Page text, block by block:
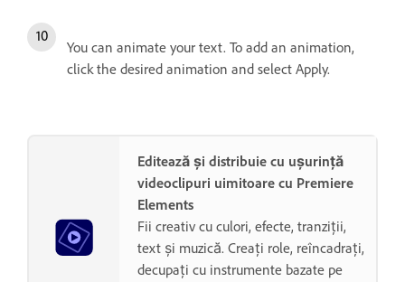
You can animate your text. To add an animation,
click the desired animation and select Apply.
Editează și distribuie cu ușurință
videoclipuri uimitoare cu Premiere
Elements
Fii creativ cu culori, efecte, tranziții,
text și muzică. Creați role, reîncadrați,
decupați cu instrumente bazate pe